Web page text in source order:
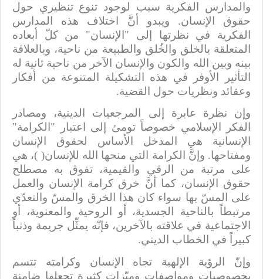
والمدارس الفكرية سبب لوجود تنوع تنظيري حول
حقوق الإنسان. ويبدو أنَّ اختلاف هذه المدارس
الفكرية في نظرتها إلى "الإنسان" من كلّ أبعاده
المتعلقة بالخلق والخُلق والطبيعة من ناحية، وبالعلاقة
بينه وبين الله والكون والإنسان الآخر من ناحية ثانية له
التأثير الأوفر في هذه التشكيلة المتنوعة من أفكار
وعقائد ونظريات حول القضية.
وإن نظرة عابرة إلى المرجعيات الدينية، ومصادر
الفكر الإسلامي خصوصاً تومئ إلى اعتبار "الكرامة"
الإنسانية هي المدخل الأساس لحقوق الإنسان
ومفتاحها. وإنَّ الكرامة التي منحها الله للإنسان( )، هي
على مرتبة من الرقي والقيمية، تفوق به مصطلح
حقوق الإنسان، كما أنَّ خرق كرامة الإنسان والعمل
على المسّ بها سواء كان هذا الخرق والمسّ والتعدّي
مرتبطاً بالناحية الجسدية، أو الروحية والمعنوية، أو
الاجتماعية في علاقته بالآخرين، فإنّه يمثِّل جريمة وذنباً
كبيراً في الخطاب الديني.
وإنّ الرؤية الإلهية تجاه الإنسان وكرامته تتسم
بخصوصيات ومواصفات وميّزات كثيرة تجعلها ضامنة